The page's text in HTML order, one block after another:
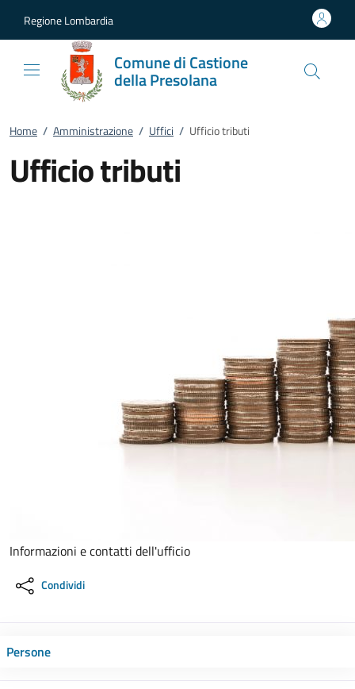
Regione Lombardia
Comune di Castione
della Presolana
Home / Amministrazione / Uffici / Ufficio tributi
Ufficio tributi
Informazioni e contatti dell'ufficio
Condividi
Persone